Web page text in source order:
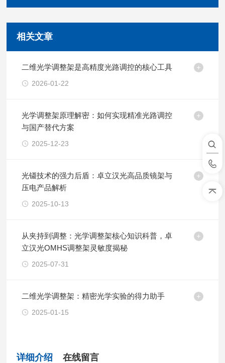
相关文章
二维光学调整架是高精度光路调控的核心工具
2026-01-22
光学调整架原理解密：如何实现精准光路调控
与国产替代方案
2025-12-23
光镊技术的强力后盾：卓立汉光高品质镜架与
压电产品解析
2025-10-13
从夹持到调整：光学调整架核心知识科普，卓
立汉光OMHS调整架灵敏度揭秘
2025-07-31
二维光学调整架：精密光学实验的得力助手
2025-01-15
详细介绍 在线留言